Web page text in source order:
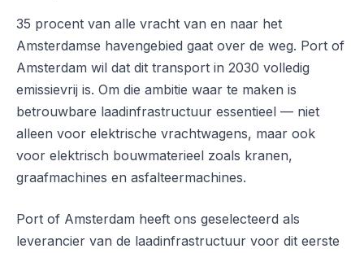
35 procent van alle vracht van en naar het
Amsterdamse havengebied gaat over de weg. Port of
Amsterdam wil dat dit transport in 2030 volledig
emissievrij is. Om die ambitie waar te maken is
betrouwbare laadinfrastructuur essentieel — niet
alleen voor elektrische vrachtwagens, maar ook
voor elektrisch bouwmaterieel zoals kranen,
graafmachines en asfalteermachines.
Port of Amsterdam heeft ons geselecteerd als
leverancier van de laadinfrastructuur voor dit eerste